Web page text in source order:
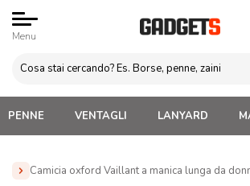
Menu
PENNE VENTAGLI LANYARD
Camicia oxford Vaillant a manica lunga da